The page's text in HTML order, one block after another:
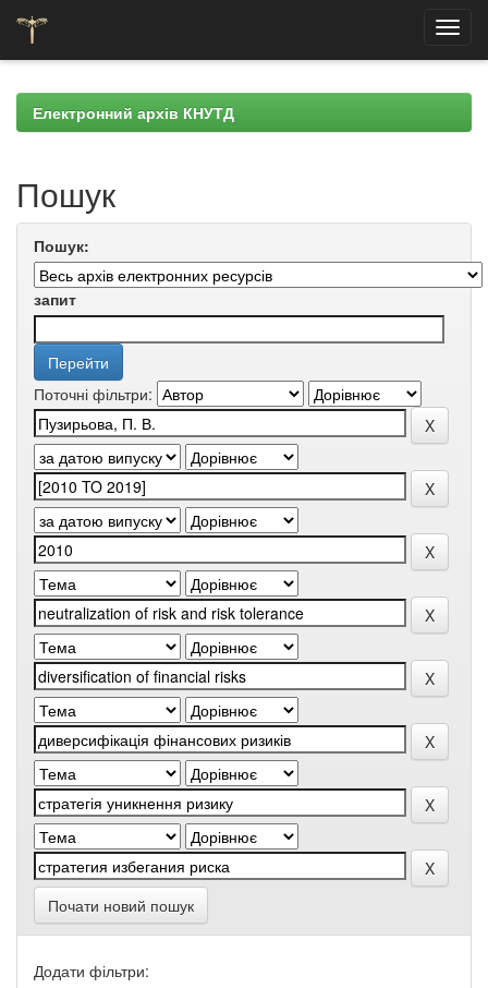
navigationЕлектронний архів КНУТД
Пошук
Пошук:
запит
Поточні фільтри:
Почати новий пошук
Додати фільтри: